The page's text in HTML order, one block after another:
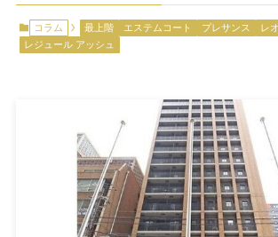
コラム 最上階 エステムコート プレサンス
レ
レジュール アッシュ